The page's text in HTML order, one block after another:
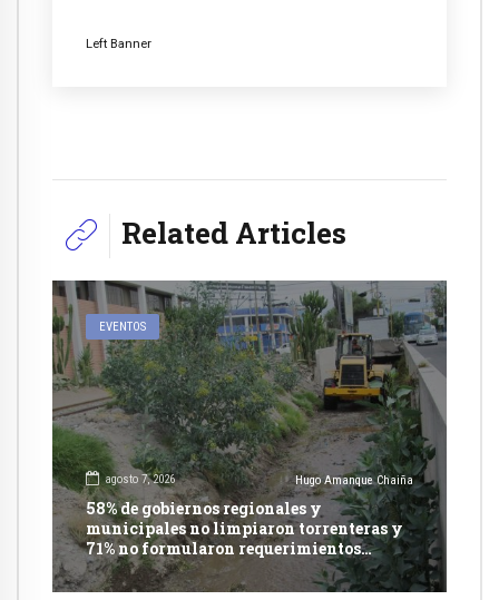
Left Banner
Related Articles
EVENTOS
agosto 7, 2026 Hugo Amanque Chaiña
58% de gobiernos regionales y
municipales no limpiaron torrenteras y
71% no formularon requerimientos
presupuestales afirma informe de
Contraloría